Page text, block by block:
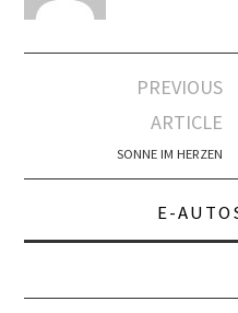
Navigation
PREVIOUS
ARTICLE
SONNE IM HERZEN
E-